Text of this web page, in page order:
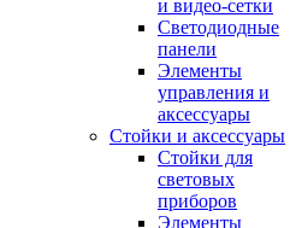
и видео-сетки
Светодиодные
панели
Элементы
управления и
аксессуары
Стойки и аксессуары
Стойки для
световых
приборов
Элементы